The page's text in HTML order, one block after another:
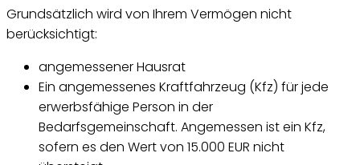
Grundsätzlich wird von Ihrem Vermögen nicht
berücksichtigt:
angemessener Hausrat
Ein angemessenes Kraftfahrzeug (Kfz) für jede
erwerbsfähige Person in der
Bedarfsgemeinschaft. Angemessen ist ein Kfz,
sofern es den Wert von 15.000 EUR nicht